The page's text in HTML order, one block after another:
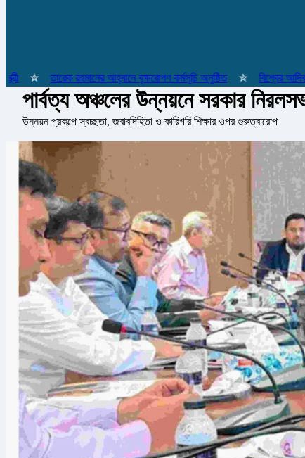
✮ তারেক রহমানের আহ্বানে বৃক্ষরোপণ কর্মসূচি অনুষ্ঠিত ✮ বিশ্বের আদিবাসী
পার্বত্য অঞ্চলের উন্নয়নে সরকার
উন্নয়ন প্রকল্পে স্বচ্ছতা, জবাবদিহিতা ও কারিগরি শিক্ষার ওপর গুরুত্বারোপ